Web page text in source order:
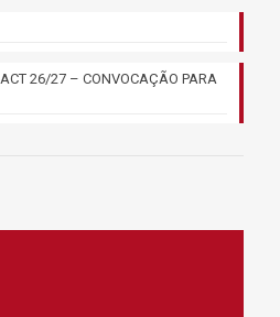
26/27 – CONVOCAÇÃO PARA